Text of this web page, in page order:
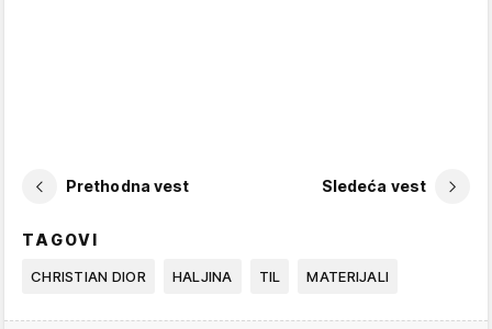
Prethodna vest Sledeća vest
TAGOVI
CHRISTIAN DIOR HALJINA TIL MATERIJALI